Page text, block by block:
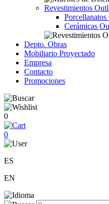
Revestimientos
Porcellanatos
Cerámicas
Depto. Obras
Mobiliario Proyectado
Empresa
Contacto
Promociones
0
0
ES
EN